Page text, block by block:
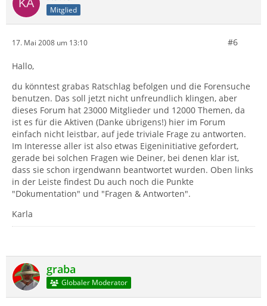
Mitglied
17. Mai 2008 um 13:10 #6
Hallo,
du könntest grabas Ratschlag befolgen und die Forensuche
benutzen. Das soll jetzt nicht unfreundlich klingen, aber
dieses Forum hat 23000 Mitglieder und 12000 Themen, da
ist es für die Aktiven (Danke übrigens!) hier im Forum
einfach nicht leistbar, auf jede triviale Frage zu antworten.
Im Interesse aller ist also etwas Eigeninitiative gefordert,
gerade bei solchen Fragen wie Deiner, bei denen klar ist,
dass sie schon irgendwann beantwortet wurden. Oben links
in der Leiste findest Du auch noch die Punkte
"Dokumentation" und "Fragen & Antworten".
Karla
graba
Globaler Moderator